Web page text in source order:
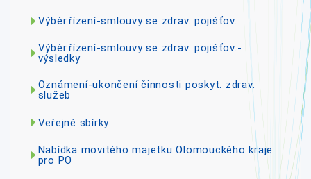
Výběr.řízení-smlouvy se zdrav. pojišťov.
Výběr.řízení-smlouvy se zdrav. pojišťov.-
výsledky
Oznámení-ukončení činnosti poskyt. zdrav.
služeb
Veřejné sbírky
Nabídka movitého majetku Olomouckého kraje
pro PO